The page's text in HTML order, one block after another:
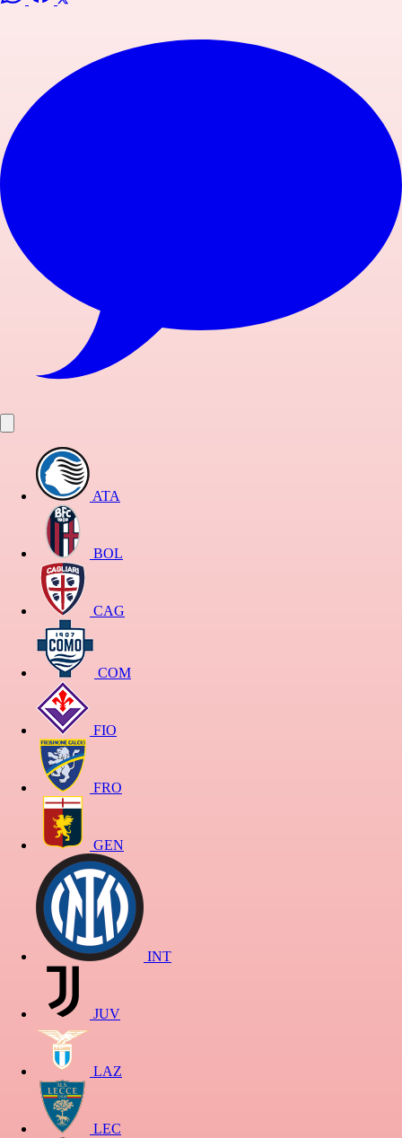
ATA
BOL
CAG
COM
FIO
FRO
GEN
INT
JUV
LAZ
LEC